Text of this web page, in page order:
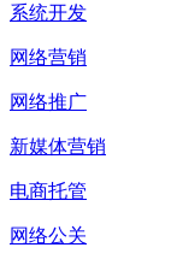
系统开发
网络营销
网络推广
新媒体营销
电商托管
网络公关